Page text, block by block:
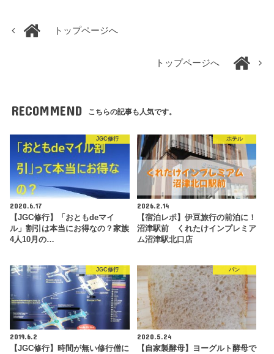
トップページへ
トップページへ
RECOMMEND こちらの記事も人気です。
JGC修行
2020.6.17
【JGC修行】「おともdeマイ
ル」割引は本当にお得なの？家族
4人10月の…
ホテル
2026.2.14
【宿泊レポ】伊豆旅行の前泊に！
沼津駅前 くれたけインプレミア
ム沼津駅北口店
JGC修行
2019.6.2
【JGC修行】時間が無い修行僧に
パン
2020.5.24
【自家製酵母】ヨーグルト酵母で